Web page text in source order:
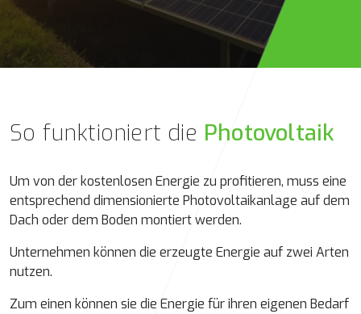
So funktioniert die Photovoltaik
Um von der kostenlosen Energie zu profitieren, muss eine
entsprechend dimensionierte Photovoltaikanlage auf dem
Dach oder dem Boden montiert werden.
Unternehmen können die erzeugte Energie auf zwei Arten
nutzen.
Zum einen können sie die Energie für ihren eigenen Bedarf